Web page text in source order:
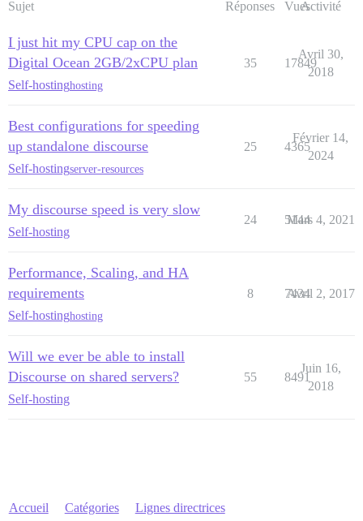
Sujet Réponses VuesActivité
I just hit my CPU cap on the
Digital Ocean 2GB/2xCPU plan
Self-hostinghosting
35 17849
Avril 30,
2018
Best configurations for speeding
up standalone discourse
Self-hostingserver-resources
25 4365
Février 14,
2024
My discourse speed is very slow
Self-hosting
24 5144
Mars 4, 2021
Performance, Scaling, and HA
requirements
Self-hostinghosting
8 7434
Avril 2, 2017
Will we ever be able to install
Discourse on shared servers?
Self-hosting
55 8491
Juin 16,
2018
Accueil Catégories Lignes directrices